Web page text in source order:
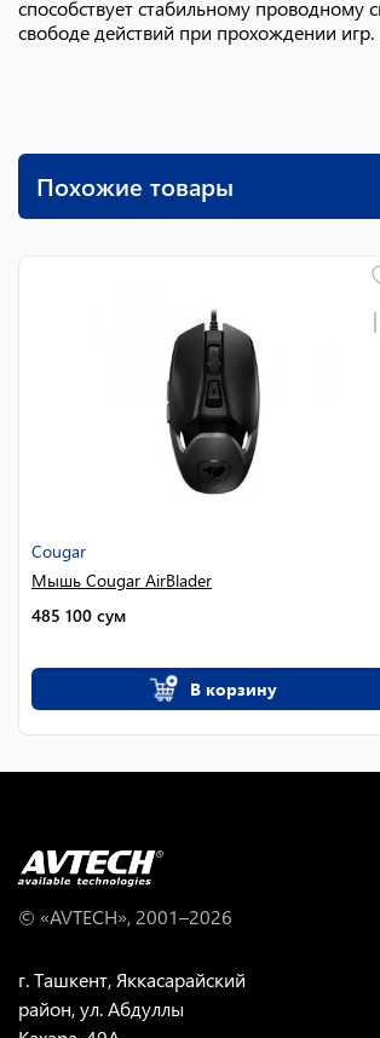
способствует стабильному проводному
свободе действий при прохождении игр.
Похожие товары
Cougar
Мышь Cougar AirBlader
485 100 сум
В корзину
© «AVTECH», 2001–2026
г. Ташкент, Яккасарайский
район, ул. Абдуллы